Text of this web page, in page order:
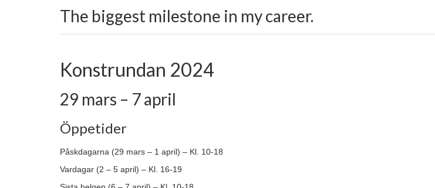
The biggest milestone in my career.
Konstrundan 2024
29 mars – 7 april
Öppetider
Påskdagarna (29 mars – 1 april) – Kl. 10-18
Vardagar (2 – 5 april) – Kl. 16-19